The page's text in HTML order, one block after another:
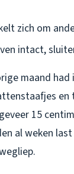
zich om
intact,
maand
en
15
al weken